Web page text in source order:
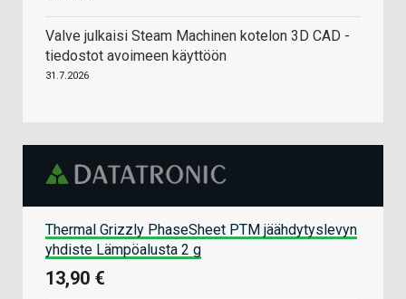
Valve julkaisi Steam Machinen kotelon 3D CAD -
tiedostot avoimeen käyttöön
31.7.2026
Thermal Grizzly PhaseSheet PTM jäähdytyslevyn
yhdiste Lämpöalusta 2 g
13,90 €